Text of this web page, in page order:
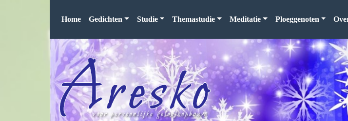
Home Gedichten Studie Themastudie Meditatie Ploeggenoten